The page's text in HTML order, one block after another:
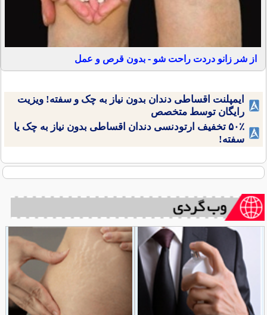
از شر زانو دردت راحت شو - بدون قرص و عمل
ایمپلنت اقساطی دندان بدون نیاز به چک و سفته! ویزیت
رایگان توسط متخصص
۵۰٪ تخفیف ارتودنسی دندان اقساطی بدون نیاز به چک یا
سفته!